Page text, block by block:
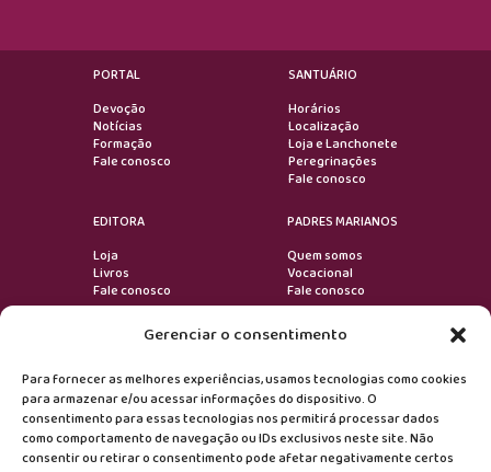
Gerenciar o consentimento
Para fornecer as melhores experiências, usamos tecnologias como cookies
para armazenar e/ou acessar informações do dispositivo. O
consentimento para essas tecnologias nos permitirá processar dados
como comportamento de navegação ou IDs exclusivos neste site. Não
consentir ou retirar o consentimento pode afetar negativamente certos
PORTAL
Devoção
Notícias
Formação
Fale conosco
SANTUÁRIO
Horários
Localização
Loja e Lanchonete
Peregrinações
Fale conosco
EDITORA
Loja
Livros
Fale conosco
PADRES MARIANOS
Quem somos
Vocacional
Fale conosco
Devoção